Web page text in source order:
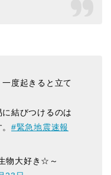
度起きると立て
結びつけるのは
#緊急地震速報
物大好き☆～